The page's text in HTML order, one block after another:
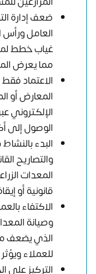
ضعف إدارة
العامل ورأس
غياب خطط
مما يعرض
الاعتماد
المعارض أو
الإلكتروني
الوصول إلى
البدء
والتصاريح
المعدات
قانونية أو
الاكتفاء
وصيانة
الذي يضعف
للعملاء
التركيز